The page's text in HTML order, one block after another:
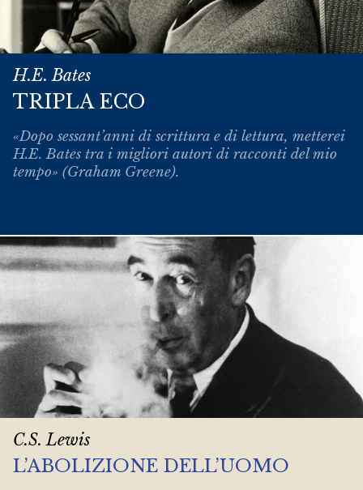
H.E. Bates
TRIPLA ECO
«Dopo sessant’anni di scrittura e di lettura, metterei
H.E. Bates tra i migliori autori di racconti del mio
tempo» (Graham Greene).
C.S. Lewis
L’ABOLIZIONE DELL’UOMO